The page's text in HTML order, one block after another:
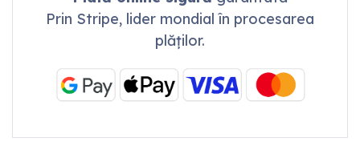
Prin Stripe, lider mondial în procesarea
plăților.